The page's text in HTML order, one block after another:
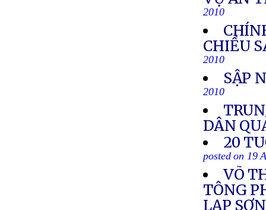
2010
CHIỀU
2010
SẬP
2010
DÂN
20
posted on 19
VÕ
TÔNG
LẠP SƠN